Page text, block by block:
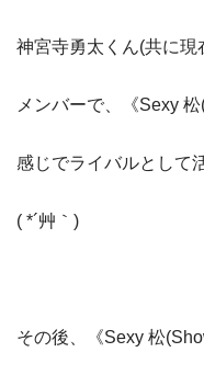
神宮寺勇太くん(共に現
メンバーで、《Sexy
感じでライバルとして
( *´艸｀)
その後、《Sexy 松